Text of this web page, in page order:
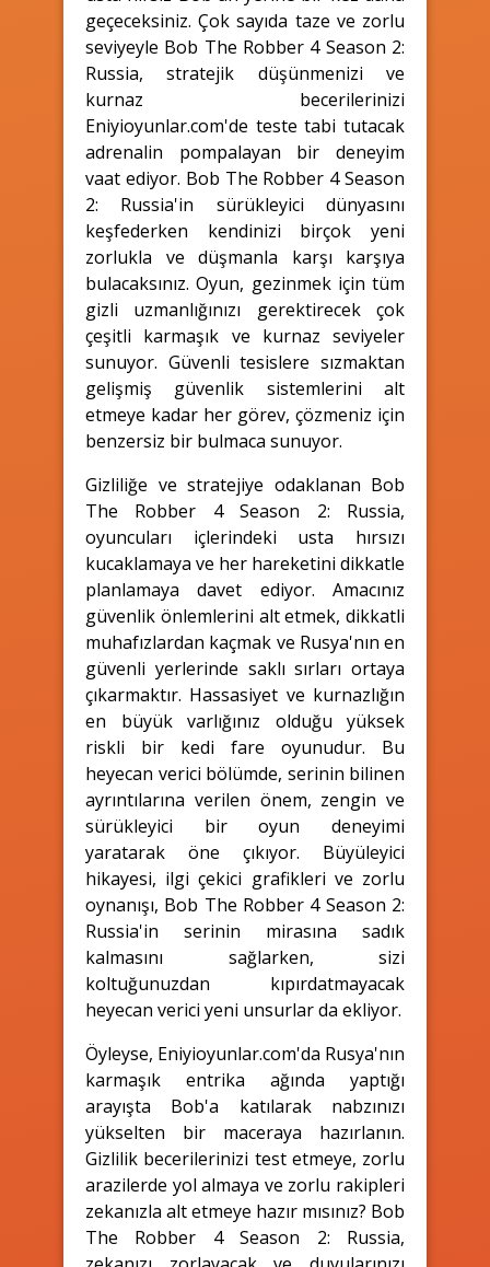
geçeceksiniz. Çok sayıda taze ve zorlu
seviyeyle Bob The Robber 4 Season 2:
Russia, stratejik düşünmenizi ve
kurnaz becerilerinizi
Eniyioyunlar.com'de teste tabi tutacak
adrenalin pompalayan bir deneyim
vaat ediyor. Bob The Robber 4 Season
2: Russia'in sürükleyici dünyasını
keşfederken kendinizi birçok yeni
zorlukla ve düşmanla karşı karşıya
bulacaksınız. Oyun, gezinmek için tüm
gizli uzmanlığınızı gerektirecek çok
çeşitli karmaşık ve kurnaz seviyeler
sunuyor. Güvenli tesislere sızmaktan
gelişmiş güvenlik sistemlerini alt
etmeye kadar her görev, çözmeniz için
benzersiz bir bulmaca sunuyor.
Gizliliğe ve stratejiye odaklanan Bob
The Robber 4 Season 2: Russia,
oyuncuları içlerindeki usta hırsızı
kucaklamaya ve her hareketini dikkatle
planlamaya davet ediyor. Amacınız
güvenlik önlemlerini alt etmek, dikkatli
muhafızlardan kaçmak ve Rusya'nın en
güvenli yerlerinde saklı sırları ortaya
çıkarmaktır. Hassasiyet ve kurnazlığın
en büyük varlığınız olduğu yüksek
riskli bir kedi fare oyunudur. Bu
heyecan verici bölümde, serinin bilinen
ayrıntılarına verilen önem, zengin ve
sürükleyici bir oyun deneyimi
yaratarak öne çıkıyor. Büyüleyici
hikayesi, ilgi çekici grafikleri ve zorlu
oynanışı, Bob The Robber 4 Season 2:
Russia'in serinin mirasına sadık
kalmasını sağlarken, sizi
koltuğunuzdan kıpırdatmayacak
heyecan verici yeni unsurlar da ekliyor.
Öyleyse, Eniyioyunlar.com'da Rusya'nın
karmaşık entrika ağında yaptığı
arayışta Bob'a katılarak nabzınızı
yükselten bir maceraya hazırlanın.
Gizlilik becerilerinizi test etmeye, zorlu
arazilerde yol almaya ve zorlu rakipleri
zekanızla alt etmeye hazır mısınız? Bob
The Robber 4 Season 2: Russia,